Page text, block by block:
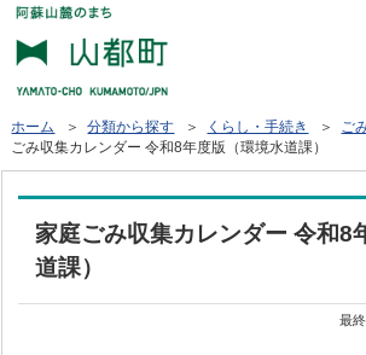
ホーム ＞分類から探す ＞ くらし・手続き ＞ ご
ごみ収集カレンダー 令和8年度版（環境水道課）
家庭ごみ収集カレンダー 令和8
道課）
最